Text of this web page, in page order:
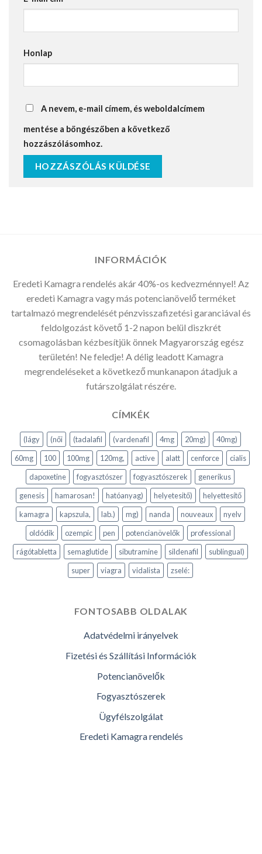
Honlap
A nevem, e-mail címem, és weboldalcímem
mentése a böngészőben a következő
hozzászólásomhoz.
INFORMÁCIÓK
Eredeti Kamagra rendelés akár 40%-os kedvezménnyel! Az
eredeti Kamagra vagy más potencianövelő terméket
tartalmazó megrendelését pénzvisszafizetési garanciával és
feldolgozást követő 1-2 napon belül diszkrét
csomagolásban kézbesítjük önnek Magyarország egész
területén! Ne feledje! A délig leadott Kamagra
megrendeléseket a következő munkanapon átadjuk a
futárszolgálat részére.
CÍMKÉK
(lágy (női (tadalafil (vardenafil 4mg 20mg)
40mg)
60mg
100 100mg 120mg, active alatt cenforce
cialis
dapoxetine
fogyasztószer fogyasztószerek
generikus
genesis
hamarosan! hatóanyag) helyetesitő)
helyettesítő
kamagra
kapszula, lab.) mg) nanda nouveaux
nyelv
oldódik
ozempic pen potencianövelők
professional
rágótabletta
semaglutide sibutramine sildenafil
sublingual)
super
viagra vidalista zselé:
FONTOSABB OLDALAK
Adatvédelmi irányelvek
Fizetési és Szállítási Információk
Potencianövelők
Fogyasztószerek
Ügyfélszolgálat
Eredeti Kamagra rendelés